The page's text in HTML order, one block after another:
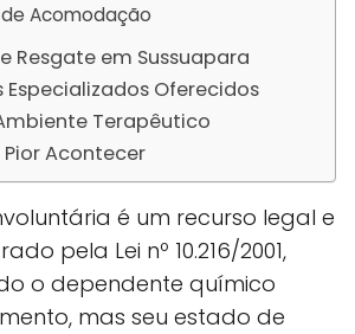
Acomodação
Resgate em Sussuapara
Oferecidos
Terapêutico
Pior Acontecer
é um recurso legal e
pela Lei nº 10.216/2001,
o dependente químico
mas seu estado de